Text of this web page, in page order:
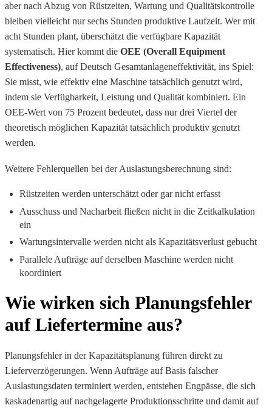
aber nach Abzug von Rüstzeiten, Wartung und Qualitätskontrolle
bleiben vielleicht nur sechs Stunden produktive Laufzeit. Wer mit
acht Stunden plant, überschätzt die verfügbare Kapazität
systematisch. Hier kommt die OEE (Overall Equipment
Effectiveness), auf Deutsch Gesamtanlageneffektivität, ins Spiel:
Sie misst, wie effektiv eine Maschine tatsächlich genutzt wird,
indem sie Verfügbarkeit, Leistung und Qualität kombiniert. Ein
OEE-Wert von 75 Prozent bedeutet, dass nur drei Viertel der
theoretisch möglichen Kapazität tatsächlich produktiv genutzt
werden.
Weitere Fehlerquellen bei der Auslastungsberechnung sind:
Rüstzeiten werden unterschätzt oder gar nicht erfasst
Ausschuss und Nacharbeit fließen nicht in die Zeitkalkulation
ein
Wartungsintervalle werden nicht als Kapazitätsverlust gebucht
Parallele Aufträge auf derselben Maschine werden nicht
koordiniert
Wie wirken sich Planungsfehler
auf Liefertermine aus?
Planungsfehler in der Kapazitätsplanung führen direkt zu
Lieferverzögerungen. Wenn Aufträge auf Basis falscher
Auslastungsdaten terminiert werden, entstehen Engpässe, die sich
kaskadenartig auf nachgelagerte Produktionsschritte und damit auf